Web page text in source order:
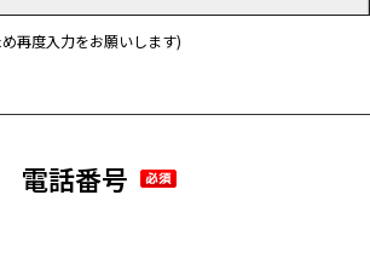
再度入力をお願いします)
電話番号